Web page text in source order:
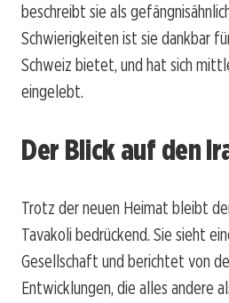
beschreibt sie als
Schwierigkeiten ist sie dankbar
Schweiz bietet, und hat sich
eingelebt.
Der Blick auf den
Trotz der neuen Heimat bleibt
Tavakoli bedrückend. Sie sieht
Gesellschaft und berichtet von
Entwicklungen, die alles andere